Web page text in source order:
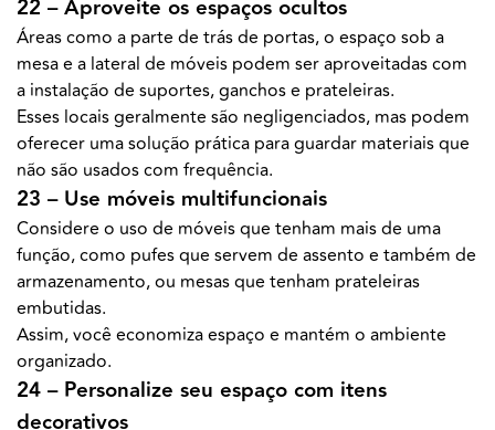
22 – Aproveite os espaços ocultos
Áreas como a parte de trás de portas, o espaço sob a
mesa e a lateral de móveis podem ser aproveitadas com
a instalação de suportes, ganchos e prateleiras.
Esses locais geralmente são negligenciados, mas podem
oferecer uma solução prática para guardar materiais que
não são usados com frequência.
23 – Use móveis multifuncionais
Considere o uso de móveis que tenham mais de uma
função, como pufes que servem de assento e também de
armazenamento, ou mesas que tenham prateleiras
embutidas.
Assim, você economiza espaço e mantém o ambiente
organizado.
24 – Personalize seu espaço com itens
decorativos